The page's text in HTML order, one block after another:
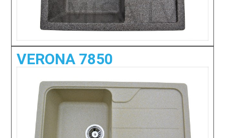
VERONA 7850